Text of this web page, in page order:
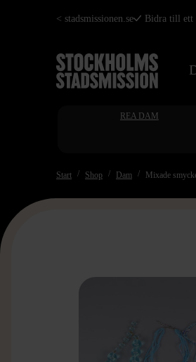
Hoppa
huvudinnehåll
< stadsmissionen.se Bidra till ett
REA DAM
Start Shop Dam Mixade